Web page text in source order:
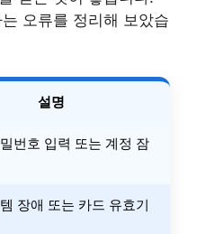
오류를 정리해 보았습
설명
번호 입력 또는 계정 잠
장애 또는 카드 유효기